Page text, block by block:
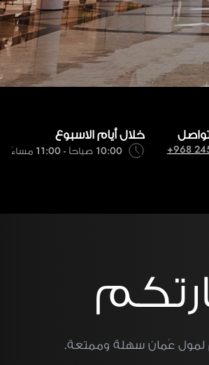
+968
خلال أيام الاسبوع
10:00 صباحاً - 11:00 مساءً
لمول عُمان سهلة وممتعة.